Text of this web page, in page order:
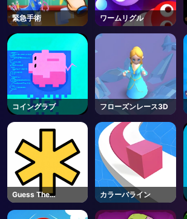
緊急手術 ワームリグル
コイングラブ フローズンレース3D
Guess The
Password
カラーバライン